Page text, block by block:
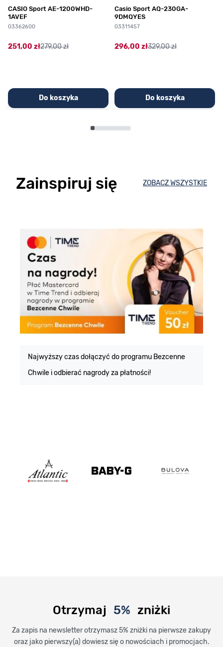
CASIO Sport AE-1200WHD-
1AVEF
03362600
251,00 zł279,00 zł
Do koszyka
Casio Sport AQ-230GA-
9DMQYES
03311457
296,00 zł329,00 zł
Do koszyka
Zainspiruj się ZOBACZ WSZYSTKIE
Najwyższy czas dołączyć do programu Bezcenne
Chwile i odbierać nagrody za płatności!
Otrzymaj 5% zniżki
Za zapis na newsletter otrzymasz 5% zniżki na pierwsze zakupy
oraz jako pierwszy(a) dowiesz się o nowościach i promocjach.